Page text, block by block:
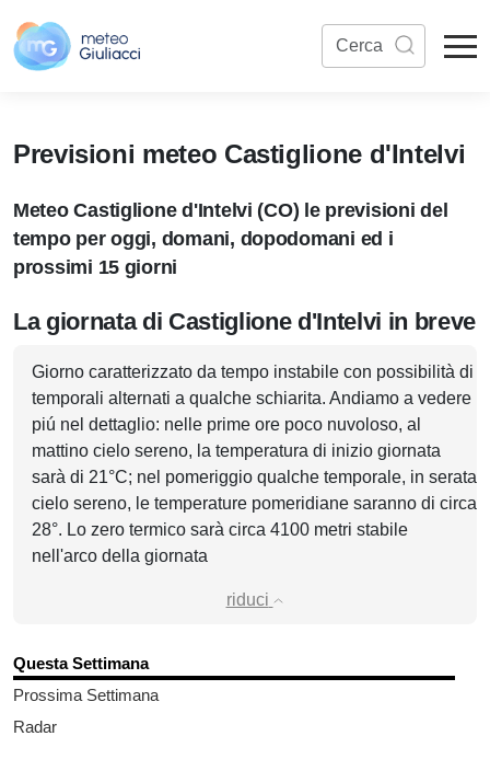
Previsioni meteo Castiglione d'Intelvi
Meteo Castiglione d'Intelvi (CO) le previsioni del
tempo per oggi, domani, dopodomani ed i
prossimi 15 giorni
La giornata di Castiglione d'Intelvi in breve
Giorno caratterizzato da tempo instabile con possibilità di
temporali alternati a qualche schiarita. Andiamo a vedere
piú nel dettaglio: nelle prime ore poco nuvoloso, al
mattino cielo sereno, la temperatura di inizio giornata
sarà di 21°C; nel pomeriggio qualche temporale, in serata
cielo sereno, le temperature pomeridiane saranno di circa
28°. Lo zero termico sarà circa 4100 metri stabile
nell'arco della giornata
riduci
Questa Settimana
Prossima Settimana
Radar